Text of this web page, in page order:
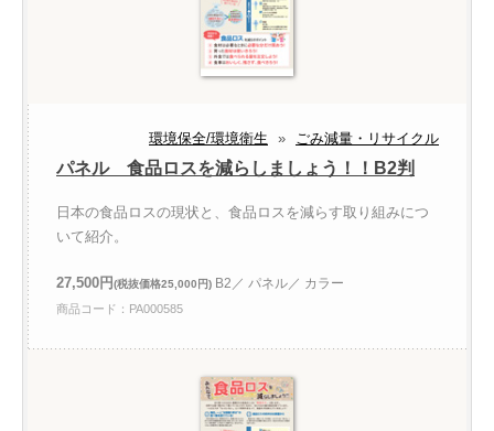
環境保全/環境衛生 » ごみ減量・リサイクル
パネル 食品ロスを減らしましょう！！B2判
日本の食品ロスの現状と、食品ロスを減らす取り組みにつ
いて紹介。
27,500円(税抜価格25,000円) B2／ パネル／ カラー
商品コード：PA000585